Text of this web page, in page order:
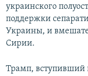
украинского
поддержки
Украины, и
Сирии.
Трамп, вступивший